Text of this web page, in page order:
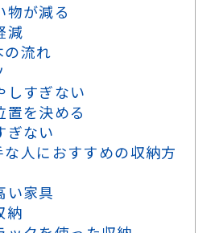
物が減る
減
の流れ
しすぎない
置を決める
ぎない
人におすすめの収納方
い家具
納